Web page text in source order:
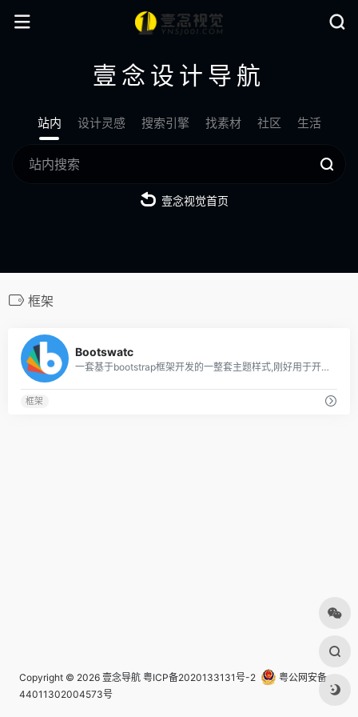
壹念设计导航
站内 设计灵感 搜索引擎 找素材 社区 生活
壹念视觉首页
框架
Bootswatc
一套基于bootstrap框架开发的一整套主题样式,刚好用于开发基于vue的个人Bolg的客户端,
框架
Copyright © 2026 壹念导航 粤ICP备2020133131号-2
粤公网安备
44011302004573号